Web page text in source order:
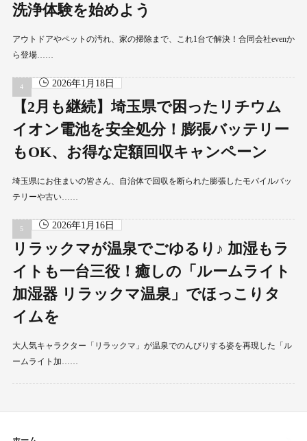
洗浄体験を始めよう
アウトドアやペットの汚れ、家の掃除まで、これ1台で解決！合同会社evenか
ら登場……
2026年1月18日
【2月も継続】埼玉県で困ったリチウム
イオン電池を安全処分！膨張バッテリー
もOK、お得な定額回収キャンペーン
埼玉県にお住まいの皆さん、自治体で回収を断られた膨張したモバイルバッ
テリーや古い……
2026年1月16日
リラックマが温泉でごゆるり♪ 加湿もラ
イトも一台三役！癒しの「ルームライト
加湿器 リラックマ温泉」でほっこりタ
イムを
大人気キャラクター「リラックマ」が温泉でのんびりする姿を再現した「ル
ームライト加……